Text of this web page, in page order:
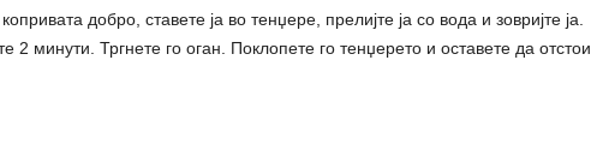
добро, ставете ја во тенџере, прелијте ја со вода и зовријте ја.
2 минути. Тргнете го оган. Поклопете го тенџерето и оставете да отстои